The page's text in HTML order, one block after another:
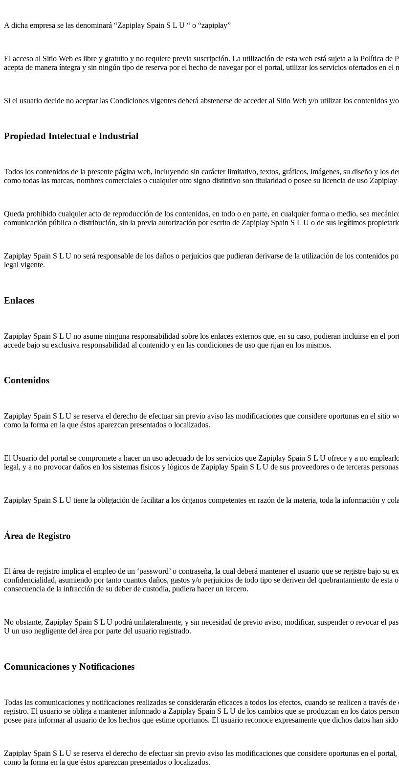
A dicha empresa se las denominará “Zapiplay Spain S L U “ o “zapiplay”
El acceso al Sitio Web es libre y gratuito y no requiere previa suscripción. La utilización de esta web está sujeta a la Política
acepta de manera íntegra y sin ningún tipo de reserva por el hecho de navegar por el portal, utilizar los servicios ofertados en
Si el usuario decide no aceptar las Condiciones vigentes deberá abstenerse de acceder al Sitio Web y/o utilizar los contenidos y/
Propiedad Intelectual e Industrial
Todos los contenidos de la presente página web, incluyendo sin carácter limitativo, textos, gráficos, imágenes, su diseño y los
como todas las marcas, nombres comerciales o cualquier otro signo distintivo son titularidad o posee su licencia de uso
Queda prohibido cualquier acto de reproducción de los contenidos, en todo o en parte, en cualquier forma o medio, sea
comunicación pública o distribución, sin la previa autorización por escrito de Zapiplay Spain S L U o de sus legítimos
Zapiplay Spain S L U no será responsable de los daños o perjuicios que pudieran derivarse de la utilización de los contenidos
legal vigente.
Enlaces
Zapiplay Spain S L U no asume ninguna responsabilidad sobre los enlaces externos que, en su caso, pudieran incluirse en el
accede bajo su exclusiva responsabilidad al contenido y en las condiciones de uso que rijan en los mismos.
Contenidos
Zapiplay Spain S L U se reserva el derecho de efectuar sin previo aviso las modificaciones que considere oportunas en el sitio
como la forma en la que éstos aparezcan presentados o localizados.
El Usuario del portal se compromete a hacer un uso adecuado de los servicios que Zapiplay Spain S L U ofrece y a no
legal, y a no provocar daños en los sistemas físicos y lógicos de Zapiplay Spain S L U de sus proveedores o de terceras
Zapiplay Spain S L U tiene la obligación de facilitar a los órganos competentes en razón de la materia, toda la información y
Área de Registro
El área de registro implica el empleo de un ‘password’ o contraseña, la cual deberá mantener el usuario que se registre bajo su
confidencialidad, asumiendo por tanto cuantos daños, gastos y/o perjuicios de todo tipo se deriven del quebrantamiento de
consecuencia de la infracción de su deber de custodia, pudiera hacer un tercero.
No obstante, Zapiplay Spain S L U podrá unilateralmente, y sin necesidad de previo aviso, modificar, suspender o revocar el
U un uso negligente del área por parte del usuario registrado.
Comunicaciones y Notificaciones
Todas las comunicaciones y notificaciones realizadas se considerarán eficaces a todos los efectos, cuando se realicen a través
registro. El usuario se obliga a mantener informado a Zapiplay Spain S L U de los cambios que se produzcan en los datos
posee para informar al usuario de los hechos que estime oportunos. El usuario reconoce expresamente que dichos datos han
Zapiplay Spain S L U se reserva el derecho de efectuar sin previo aviso las modificaciones que considere oportunas en el
como la forma en la que éstos aparezcan presentados o localizados.